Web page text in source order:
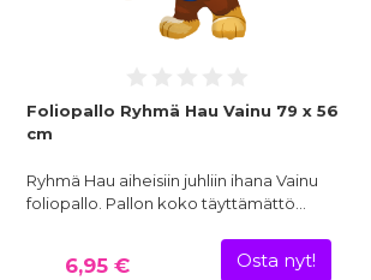
Foliopallo Ryhmä Hau Vainu 79 x 56
cm
Ryhmä Hau aiheisiin juhliin ihana Vainu
foliopallo. Pallon koko täyttämättö…
6,95 € Osta nyt!